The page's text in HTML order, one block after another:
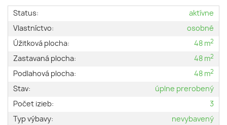
Status:
aktívne
Vlastníctvo:
osobné
Úžitková plocha:
48 m2
Zastavaná plocha: 48 m2
Podlahová plocha: 48 m2
Stav:
úplne prerobený
Počet izieb:
3
Typ výbavy:
nevybavený